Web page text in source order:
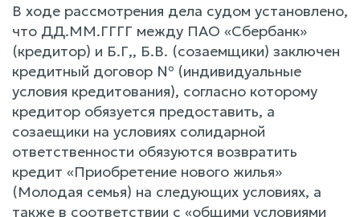
В ходе рассмотрения дела судом установлено,
что ДД.ММ.ГГГГ между ПАО «Сбербанк»
(кредитор) и Б.Г,, Б.В. (созаемщики) заключен
кредитный договор № (индивидуальные
условия кредитования), согласно которому
кредитор обязуется предоставить, а
созаещики на условиях солидарной
ответственности обязуются возвратить
кредит «Приобретение нового жилья»
(Молодая семья) на следующих условиях, а
также в соответствии с «общими условиями